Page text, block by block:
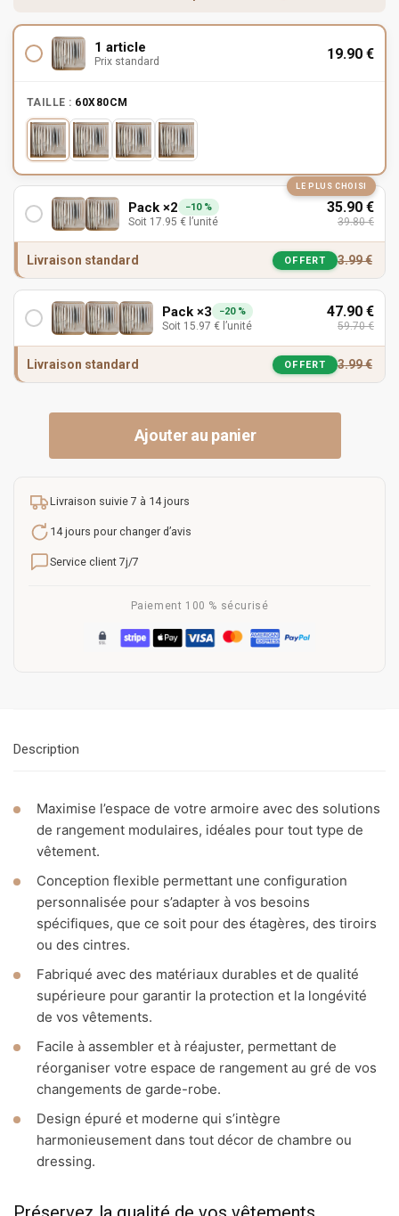
1 article
Prix standard 19.90 €
TAILLE : 60X80CM
LE PLUS CHOISI
Pack ×2 −10 %
Soit 17.95 € l’unité
35.90 €
39.80€
Livraison standard OFFERT 3.99€
Pack ×3 −20 %
Soit 15.97 € l’unité
47.90 €
59.70€
Livraison standard OFFERT 3.99€
Ajouter au panier
Livraison suivie 7 à 14 jours
14 jours pour changer d’avis
Service client 7j/7
Paiement 100 % sécurisé
Description
Maximise l’espace de votre armoire avec des solutions
de rangement modulaires, idéales pour tout type de
vêtement.
Conception flexible permettant une configuration
personnalisée pour s’adapter à vos besoins
spécifiques, que ce soit pour des étagères, des tiroirs
ou des cintres.
Fabriqué avec des matériaux durables et de qualité
supérieure pour garantir la protection et la longévité
de vos vêtements.
Facile à assembler et à réajuster, permettant de
réorganiser votre espace de rangement au gré de vos
changements de garde-robe.
Design épuré et moderne qui s’intègre
harmonieusement dans tout décor de chambre ou
dressing.